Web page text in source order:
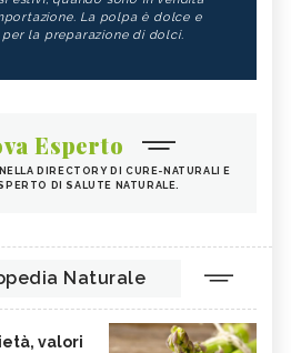
La polpa è dolce e
per la preparazione di dolci.
Esperto
DIRECTORY DI CURE-NATURALI E
DI SALUTE NATURALE.
Naturale
valori